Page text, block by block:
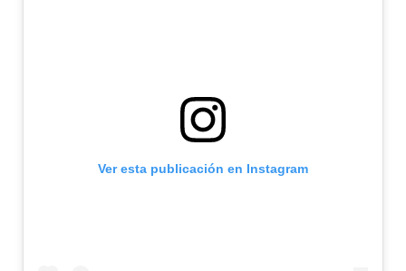
Ver esta publicación en Instagram